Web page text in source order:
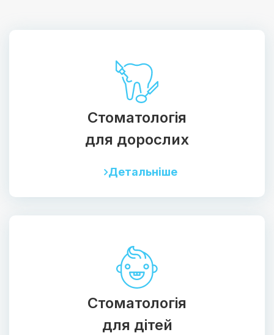
Стоматологія
для дорослих
Детальніше
Стоматологія
для дітей